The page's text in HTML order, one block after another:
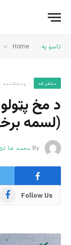
تاسو په Home
»
متفرقه پنجشنبه _5 _دسمبر _2024AH 5-12-2024AD
د مخ
(لسمه
By محمد
Follow Us